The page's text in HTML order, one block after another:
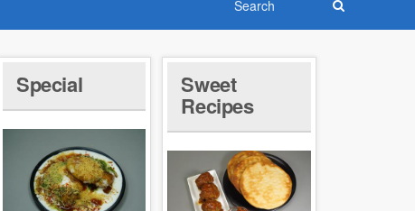
Special Sweet
Recipes